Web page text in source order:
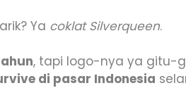
Ya coklat Silverqueen.
, tapi logo-nya ya gitu-
di pasar Indonesia